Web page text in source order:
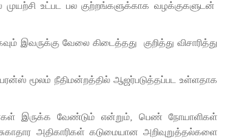
உட்பட பல குற்றங்களுக்காக வழக்குகளுடன்
இவருக்கு வேலை கிடைத்தது குறித்து விசாரித்து
மூலம் நீதிமன்றத்தில் ஆஜர்படுத்தப்பட உள்ளதாக
இருக்க வேண்டும் என்றும், பெண் நோயாளிகள்
அதிகாரிகள் கடுமையான அறிவுறுத்தல்களை